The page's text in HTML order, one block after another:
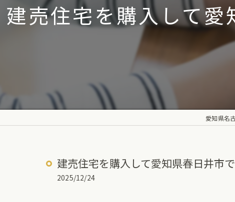
建売住宅を購入して
愛知県名
建売住宅を購入して愛知県春日井市
2025/12/24